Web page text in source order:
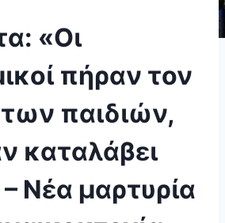
«Οι
πήραν τον
παιδιών,
καταλάβει
Νέα μαρτυρία